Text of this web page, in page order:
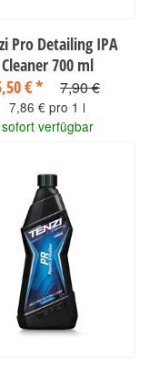
Pro Detailing IPA
Cleaner 700 ml
€* 7,90 €
7,86 € pro 1 l
sofort verfügbar